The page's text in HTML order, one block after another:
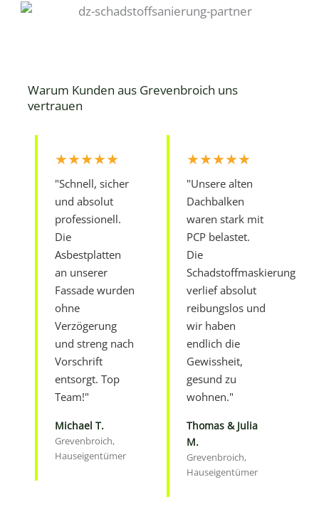
Warum Kunden aus Grevenbroich uns
vertrauen
★★★★★
"Schnell, sicher
und absolut
professionell.
Die
Asbestplatten
an unserer
Fassade wurden
ohne
Verzögerung
und streng nach
Vorschrift
entsorgt. Top
Team!"
Michael T.
Grevenbroich,
Hauseigentümer
★★★★★
"Unsere alten
Dachbalken
waren stark mit
PCP belastet.
Die
Schadstoffmaskierung
verlief absolut
reibungslos und
wir haben
endlich die
Gewissheit,
gesund zu
wohnen."
Thomas & Julia
M.
Grevenbroich,
Hauseigentümer